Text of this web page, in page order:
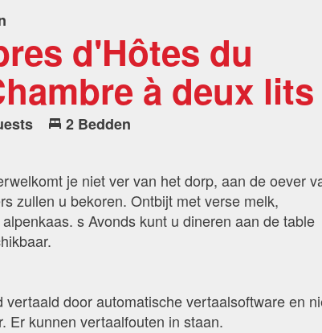
d'Hôtes du
à deux lits
2 Bedden
je niet ver van het dorp, aan de oever
zullen u bekoren. Ontbijt met verse melk,
s Avonds kunt u dineren aan de table
door automatische vertaalsoftware en
Er kunnen vertaalfouten in staan.